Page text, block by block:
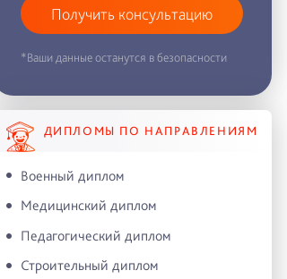
Получить консультацию
*Ваши данные останутся в безопасности
ДИПЛОМЫ ПО НАПРАВЛЕНИЯМ
Военный диплом
Медицинский диплом
Педагогический диплом
Строительный диплом